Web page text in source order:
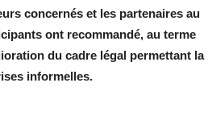
concernés et les partenaires au
ont recommandé, au terme
du cadre légal permettant la
informelles.